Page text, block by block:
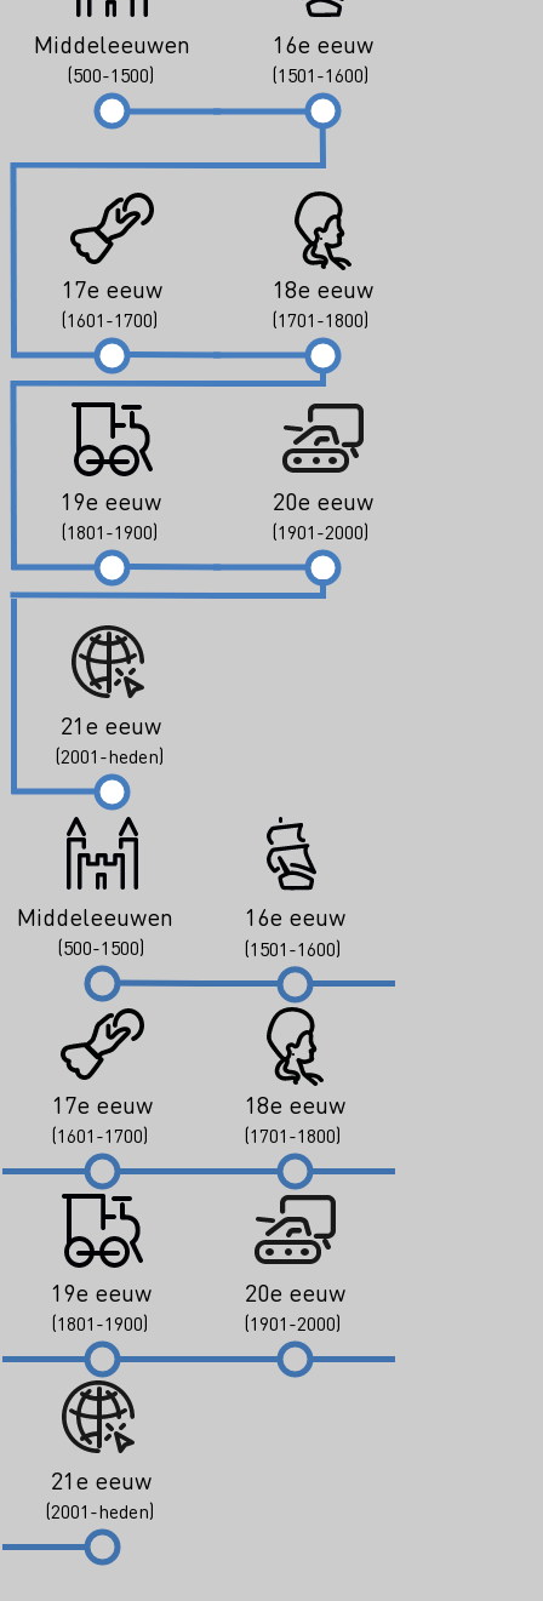
Middeleeuwen
(500-1500)
16e eeuw
(1501-1600)
17e eeuw
(1601-1700)
18e eeuw
(1701-1800)
19e eeuw
(1801-1900)
20e eeuw
(1901-2000)
21e eeuw
(2001-heden)
Middeleeuwen
(500-1500)
16e eeuw
(1501-1600)
17e eeuw
(1601-1700)
18e eeuw
(1701-1800)
19e eeuw
(1801-1900)
20e eeuw
(1901-2000)
21e eeuw
(2001-heden)